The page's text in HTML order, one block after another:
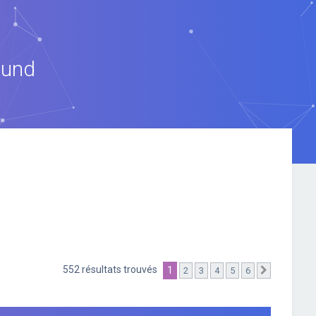
552 résultats trouvés 1 2 3 4 5 6